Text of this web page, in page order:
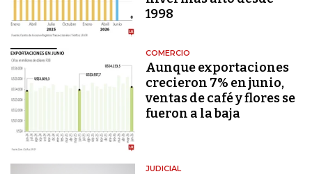
1998
COMERCIO
Aunque exportaciones
crecieron 7% en junio,
ventas de café y flores se
fueron a la baja
JUDICIAL